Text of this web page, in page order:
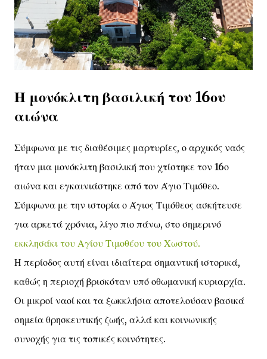
Η μονόκλιτη βασιλική του 16ου
αιώνα
Σύμφωνα με τις διαθέσιμες μαρτυρίες, ο αρχικός ναός
ήταν μια μονόκλιτη βασιλική που χτίστηκε τον 16ο
αιώνα και εγκαινιάστηκε από τον Άγιο Τιμόθεο.
Σύμφωνα με την ιστορία ο Άγιος Τιμόθεος ασκήτευσε
για αρκετά χρόνια, λίγο πιο πάνω, στο σημερινό
εκκλησάκι του Αγίου Τιμοθέου του Χωστού.
Η περίοδος αυτή είναι ιδιαίτερα σημαντική ιστορικά,
καθώς η περιοχή βρισκόταν υπό οθωμανική κυριαρχία.
Οι μικροί ναοί και τα ξωκκλήσια αποτελούσαν βασικά
σημεία θρησκευτικής ζωής, αλλά και κοινωνικής
συνοχής για τις τοπικές κοινότητες.